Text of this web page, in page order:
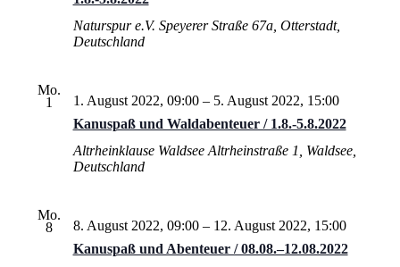
Naturspur e.V. Speyerer Straße 67a, Otterstadt,
Deutschland
Mo.
1
Kanuspaß und Waldabenteuer / 1.8.-5.8.2022
1. August 2022, 09:00– 5. August 2022, 15:00
Altrheinklause Waldsee Altrheinstraße 1, Waldsee,
Deutschland
Mo.
8
Kanuspaß und Abenteuer / 08.08.–12.08.2022
8. August 2022, 09:00– 12. August 2022, 15:00